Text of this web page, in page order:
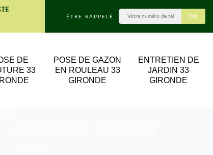
ÊTRE RAPPELÉ
DE
33
POSE DE GAZON
EN ROULEAU 33
GIRONDE
ENTRETIEN DE
JARDIN 33
GIRONDE